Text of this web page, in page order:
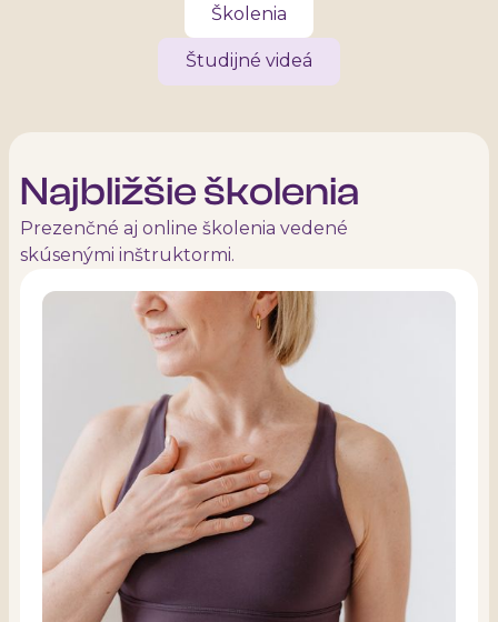
Školenia
Študijné videá
Najbližšie školenia
Prezenčné aj online školenia vedené
skúsenými inštruktormi.